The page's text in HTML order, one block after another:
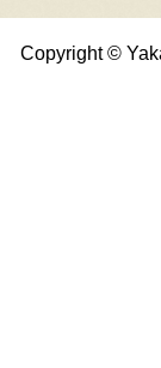
Copyright ©